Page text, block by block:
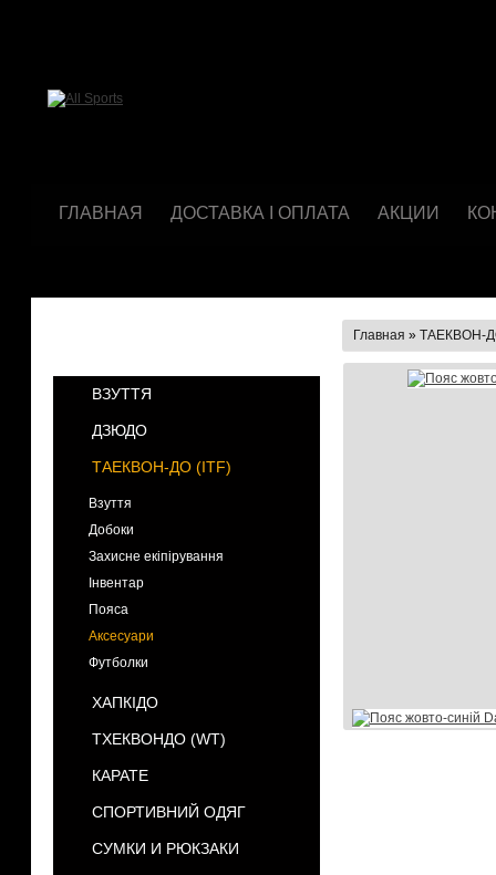
ГЛАВНАЯ ДОСТАВКА І ОПЛАТА АКЦИИ
ВЗУТТЯ
ДЗЮДО
ТАЕКВОН-ДО (ІТF)
Взуття
Добоки
Захисне екіпірування
Інвентар
Пояса
Аксесуари
Футболки
ХАПКІДО
ТХЕКВОНДО (WT)
КАРАТЕ
СПОРТИВНИЙ ОДЯГ
СУМКИ И РЮКЗАКИ
Главная » ТАЕКВОН-